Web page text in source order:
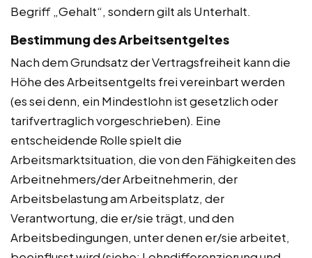
Begriff „Gehalt“, sondern gilt als Unterhalt.
Bestimmung des Arbeitsentgeltes
Nach dem Grundsatz der Vertragsfreiheit kann die
Höhe des Arbeitsentgelts frei vereinbart werden
(es sei denn, ein Mindestlohn ist gesetzlich oder
tarifvertraglich vorgeschrieben). Eine
entscheidende Rolle spielt die
Arbeitsmarktsituation, die von den Fähigkeiten des
Arbeitnehmers/der Arbeitnehmerin, der
Arbeitsbelastung am Arbeitsplatz, der
Verantwortung, die er/sie trägt, und den
Arbeitsbedingungen, unter denen er/sie arbeitet,